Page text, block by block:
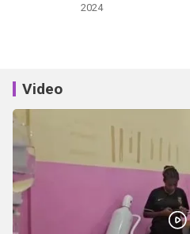
2024
Video